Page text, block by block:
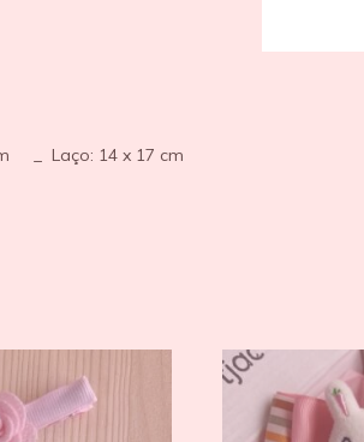
_ Laço: 14 x 17 cm